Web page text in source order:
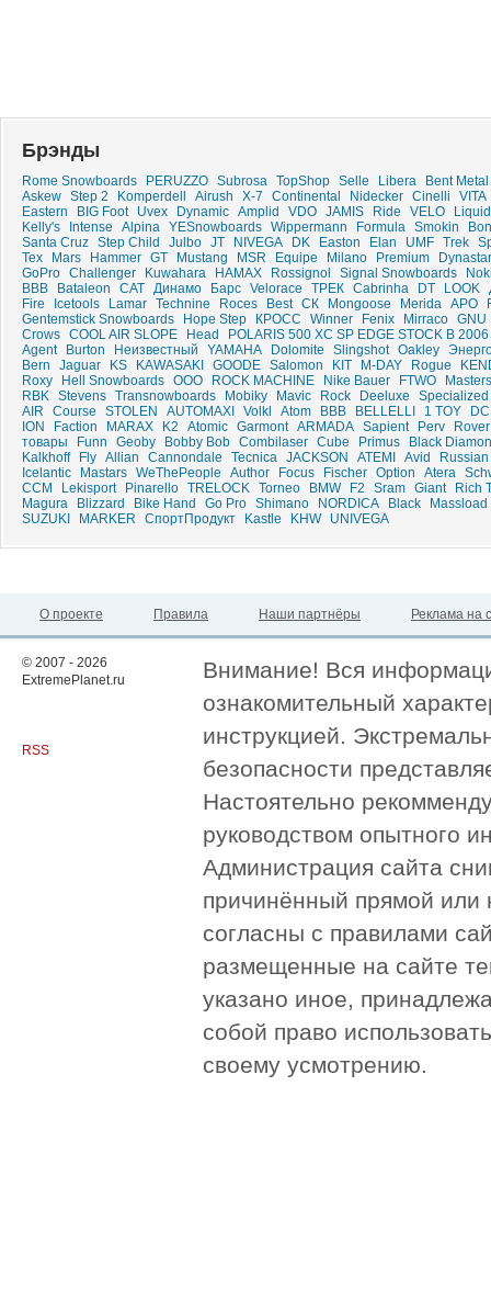
Брэнды
Rome Snowboards PERUZZO Subrosa TopShop Selle Libera
Bent Metal
Askew Step 2 Komperdell Airush X-7 Continental Nidecker Cinelli
VITA
Eastern
BIG Foot Uvex Dynamic Amplid VDO JAMIS Ride VELO
Kelly's
Intense Alpina YESnowboards Wippermann Formula Smokin
Santa Cruz Step Child Julbo JT NIVEGA DK Easton Elan UMF Trek
Tex
Mars Hammer GT Mustang MSR Equipe Milano Premium
Dynastar
GoPro Challenger Kuwahara HAMAX Rossignol Signal Snowboards
ВВВ
Bataleon CAT Динамо Барс Velorace ТРЕК Cabrinha DT LOOK
Fire
Icetools Lamar Technine Roces Best СК Mongoose Merida APO
Gentemstick Snowboards
Hope Step КРОСС Winner Fenix Mirraco GNU
Crows COOL AIR SLOPE Head
POLARIS 500 XC SP EDGE STOCK B 2006
Agent
Burton Неизвестный YAMAHA Dolomite Slingshot Oakley
Bern
Jaguar KS KAWASAKI GOODE Salomon KIT M-DAY Rogue
Roxy
Hell Snowboards ООО ROCK MACHINE Nike Bauer FTWO
Masters
RBK Stevens Transnowboards Mobiky Mavic Rock Deeluxe
Specialized
AIR
Course STOLEN AUTOMAXI Volkl Atom BBB BELLELLI 1 TOY
DC
ION
Faction MARAX K2 Atomic Garmont ARMADA Sapient Perv
Rover
товары
Funn Geoby Bobby Bob Combilaser Cube Primus
Black
Kalkhoff
Fly Allian Cannondale Tecnica JACKSON ATEMI Avid
Icelantic
Mastars WeThePeople Author Focus Fischer Option Atera
CCM
Lekisport Pinarello TRELOCK Torneo BMW F2 Sram Giant
Rich
Magura
Blizzard Bike Hand Go Pro Shimano NORDICA Black
Massload
SUZUKI
MARKER СпортПродукт Kastle KHW UNIVEGA
О проекте Правила Наши партнёры Реклама на
© 2007 - 2026
ExtremePlanet.ru
RSS
Внимание! Вся
ознакомительный
инструкцией.
безопасности
Настоятельно
руководством опытного
Администрация сайта
причинённый прямой или
согласны с правилами
размещенные на сайте
указано иное,
собой право
своему усмотрению.